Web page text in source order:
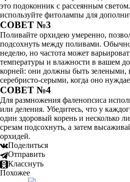
это подоконник с рассеянным
используйте фитолампы для
СОВЕТ №3
Поливайте орхидею умеренно,
подсохнуть между поливами. Обычно
неделю, но частота может
температуры и влажности в вашем
корней: они должны быть зелеными,
серебристо-серыми, когда оно
СОВЕТ №4
Для размножения фаленопсиса
или деления. Убедитесь, что у
один здоровый корень и несколько
срезам подсохнуть, а затем
орхидей.
Поделиться
Отправить
Класснуть
Похожее